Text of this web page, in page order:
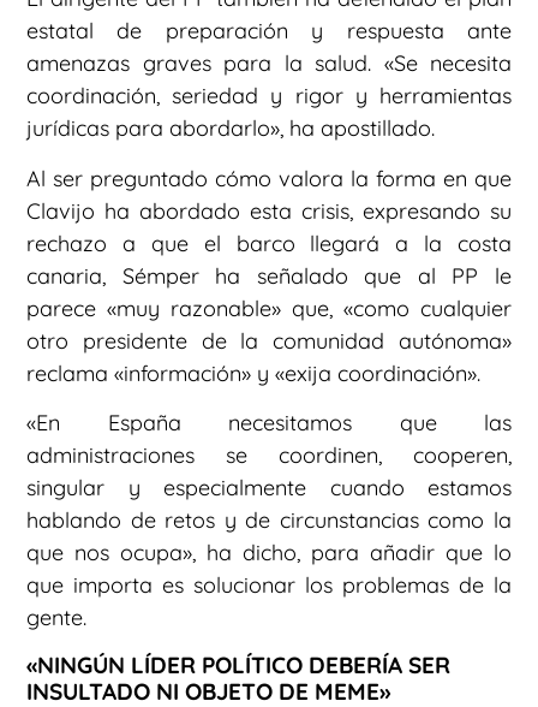
estatal de preparación y respuesta ante
amenazas graves para la salud. «Se necesita
coordinación, seriedad y rigor y herramientas
jurídicas para abordarlo», ha apostillado.
Al ser preguntado cómo valora la forma en que
Clavijo ha abordado esta crisis, expresando su
rechazo a que el barco llegará a la costa
canaria, Sémper ha señalado que al PP le
parece «muy razonable» que, «como cualquier
otro presidente de la comunidad autónoma»
reclama «información» y «exija coordinación».
«En España necesitamos que las
administraciones se coordinen, cooperen,
singular y especialmente cuando estamos
hablando de retos y de circunstancias como la
que nos ocupa», ha dicho, para añadir que lo
que importa es solucionar los problemas de la
gente.
«NINGÚN LÍDER POLÍTICO DEBERÍA SER
INSULTADO NI OBJETO DE MEME»